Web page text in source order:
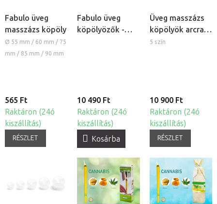
Fabulo üveg
masszázs köpöly
Ø 55 mm / 60 mm / 75
mm / 85 mm / 90 mm
565 Ft
Raktáron (24ó
kiszállítás)
RÉSZLET
Fabulo üveg
köpölyözők -
10 490 Ft
Raktáron (24ó
kiszállítás)
Kosárba
Üveg masszázs
köpölyök arcra
és testre, 4
5 szín
10 900 Ft
Raktáron (24ó
kiszállítás)
RÉSZLET